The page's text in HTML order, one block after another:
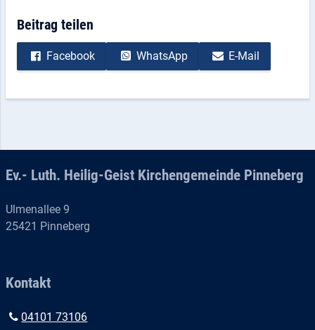
Beitrag teilen
Facebook WhatsApp E-Mail
Ev.- Luth. Heilig-Geist Kirchengemeinde Pinneberg
Ulmenallee 9
25421 Pinneberg
Kontakt
04101 73106